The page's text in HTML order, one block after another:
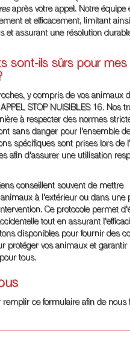
après votre appel. Notre équipe
et efficacement, limitant
et assurant une résolution
sont-ils sûrs pour mes
y compris de vos animaux
STOP NUISIBLES 16. Nos
à respecter des normes
sans danger pour l'ensemble
spécifiques sont prises lors de
afin d'assurer une utilisation
conseillent souvent de mettre
à l'extérieur ou dans une
Ce protocole permet
tout en assurant
disponibles pour fournir des
protéger vos animaux et garantir
tous.
remplir ce formulaire afin de nous